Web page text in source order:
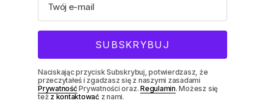
Naciskając przycisk Subskrybuj, potwierdzasz, że
przeczytałeś i zgadzasz się z naszymi zasadami
PrywatnośćPrywatności oraz.Regulamin. Możesz się
też z kontaktowaćz nami.